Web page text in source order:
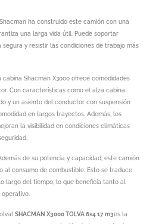
Shacman ha construido este camión con una
una larga vida útil. Puede soportar
segura y resistir las condiciones de trabajo más
cabina Shacman X3000 ofrece comodidades
Con características como el alza cabina
y un asiento del conductor con suspensión
en largos trayectos. Además, los
la visibilidad en condiciones climáticas
de su potencia y capacidad, este camión
al consumo de combustible. Esto se traduce
largo del tiempo, lo que beneficia tanto al
SHACMAN X3000 TOLVA 6×4 17 m3es la